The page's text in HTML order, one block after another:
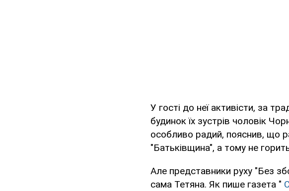
У гості до неї активісти, за
будинок їх зустрів чоловік
особливо радий, пояснив, що
"Батьківщина", а тому не
Але представники руху "Без
сама Тетяна. Як пише газета "